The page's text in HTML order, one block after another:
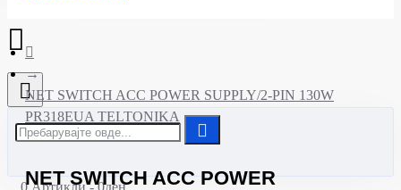
0 Артикли - 0ден.
NET SWITCH ACC POWER SUPPLY/2-PIN 130W
PR318EUA TELTONIKA
NET SWITCH ACC POWER